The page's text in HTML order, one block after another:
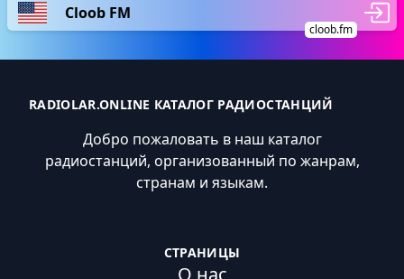
Cloob FM
cloob.fm
RADIOLAR.ONLINE КАТАЛОГ РАДИОСТАНЦИЙ
Добро пожаловать в наш каталог
радиостанций, организованный по жанрам,
странам и языкам.
СТРАНИЦЫ
О нас